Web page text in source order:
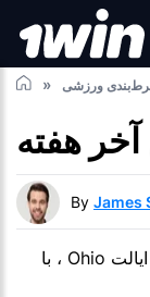
ورزشی
هفته
By James
فوتبال دانشگاهی: تیتر اخبار Texas در مقابل ایالت Ohio ، با